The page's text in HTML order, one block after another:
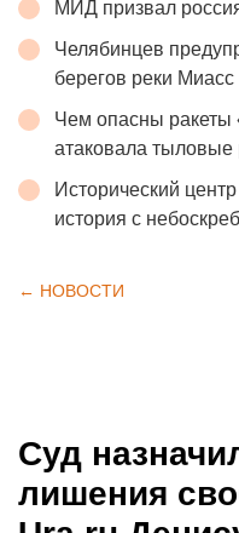
МИД призвал
Челябинцев
берегов реки Миасс
Чем опасны ракеты
атаковала
Исторический
история с
← НОВОСТИ
Суд
лишения